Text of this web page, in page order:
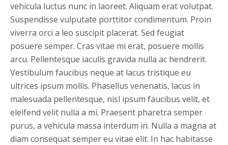
vehicula luctus nunc in laoreet. Aliquam erat volutpat.
Suspendisse vulputate porttitor condimentum. Proin
viverra orci a leo suscipit placerat. Sed feugiat
posuere semper. Cras vitae mi erat, posuere mollis
arcu. Pellentesque iaculis gravida nulla ac hendrerit.
Vestibulum faucibus neque at lacus tristique eu
ultrices ipsum mollis. Phasellus venenatis, lacus in
malesuada pellentesque, nisl ipsum faucibus velit, et
eleifend velit nulla a mi. Praesent pharetra semper
purus, a vehicula massa interdum in. Nulla a magna at
diam consequat semper eu vitae elit. In hac habitasse